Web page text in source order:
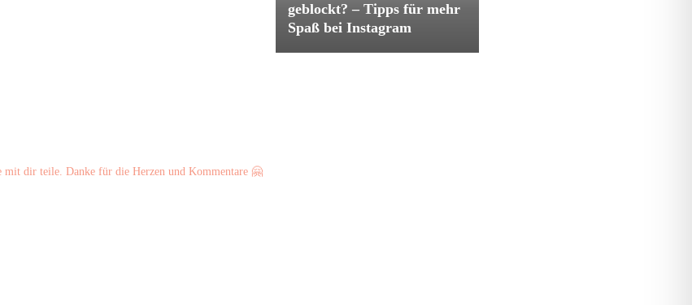
geblockt? – Tipps für mehr
Spaß bei Instagram
mit dir teile. Danke für die Herzen und Kommentare 🤗